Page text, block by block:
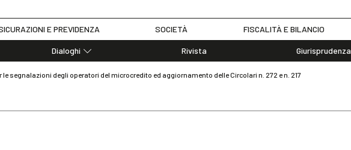
E PREVIDENZA SOCIETÀ FISCALITÀ E BILANCIO
Dialoghi
Rivista Giurisprudenza
segnalazioni degli operatori del microcredito ed aggiornamento delle Circolari n. 272 e n. 217